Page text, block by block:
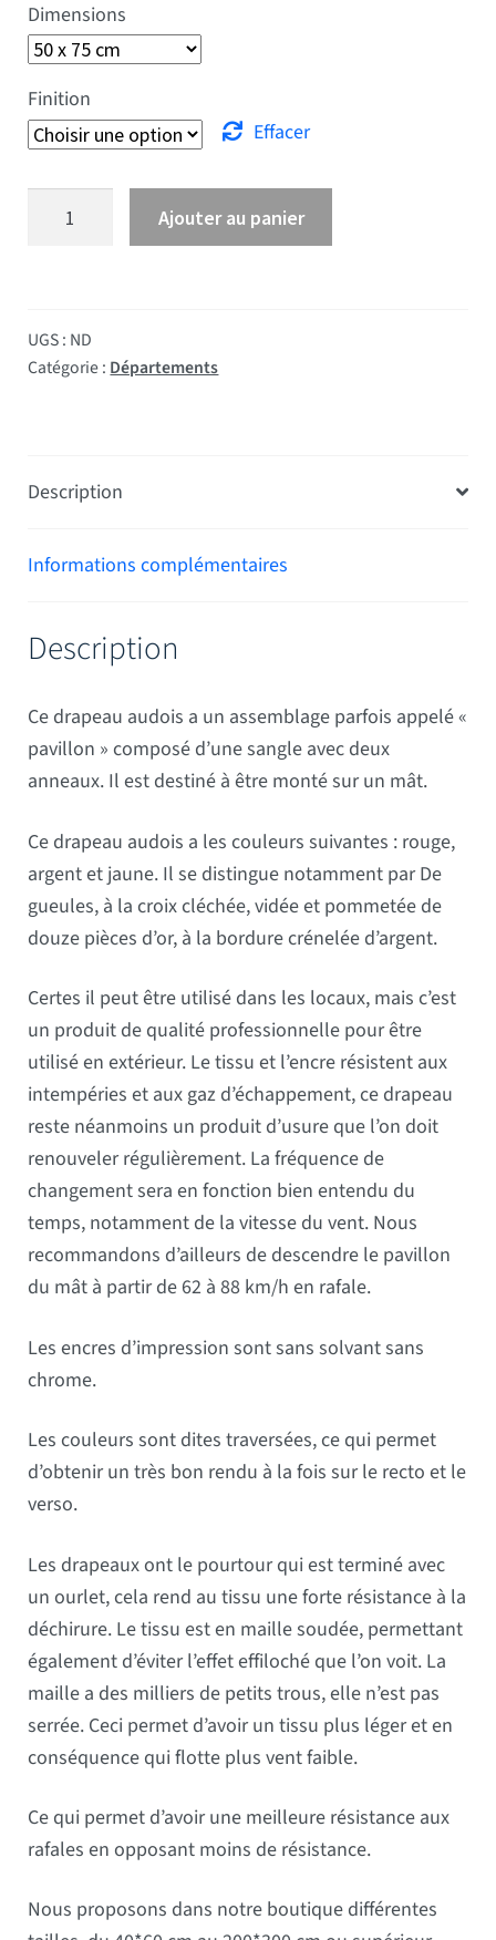
Dimensions
Finition
Effacer
quantité de Drapeau AudeAjouter au panier
UGS : ND
Catégorie :Départements
Description
Informations complémentaires
Description
Ce drapeau audois a un assemblage parfois appelé «
pavillon » composé d’une sangle avec deux
anneaux. Il est destiné à être monté sur un mât.
Ce drapeau audois a les couleurs suivantes : rouge,
argent et jaune. Il se distingue notamment par De
gueules, à la croix cléchée, vidée et pommetée de
douze pièces d’or, à la bordure crénelée d’argent.
Certes il peut être utilisé dans les locaux, mais c’est
un produit de qualité professionnelle pour être
utilisé en extérieur. Le tissu et l’encre résistent aux
intempéries et aux gaz d’échappement, ce drapeau
reste néanmoins un produit d’usure que l’on doit
renouveler régulièrement. La fréquence de
changement sera en fonction bien entendu du
temps, notamment de la vitesse du vent. Nous
recommandons d’ailleurs de descendre le pavillon
du mât à partir de 62 à 88 km/h en rafale.
Les encres d’impression sont sans solvant sans
chrome.
Les couleurs sont dites traversées, ce qui permet
d’obtenir un très bon rendu à la fois sur le recto et le
verso.
Les drapeaux ont le pourtour qui est terminé avec
un ourlet, cela rend au tissu une forte résistance à la
déchirure. Le tissu est en maille soudée, permettant
également d’éviter l’effet effiloché que l’on voit. La
maille a des milliers de petits trous, elle n’est pas
serrée. Ceci permet d’avoir un tissu plus léger et en
conséquence qui flotte plus vent faible.
Ce qui permet d’avoir une meilleure résistance aux
rafales en opposant moins de résistance.
Nous proposons dans notre boutique différentes